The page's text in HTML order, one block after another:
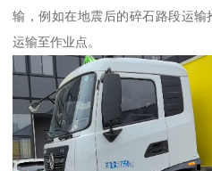
输，例如在地震后的碎石路段运
运输至作业点。​